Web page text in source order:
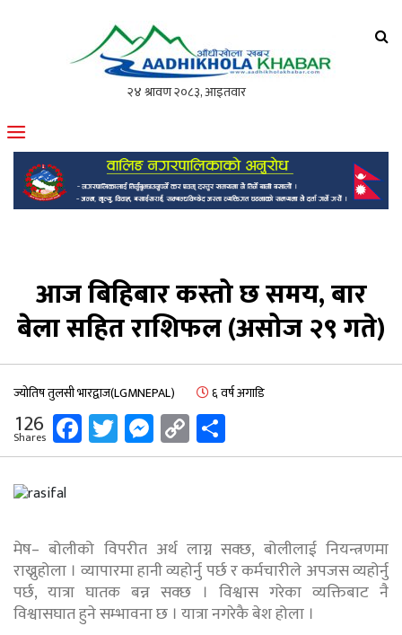
मोफसलकै लोकप्रिय अनलाइन पत्रिका
आज बिहिबार कस्तो छ समय, बार
बेला सहित राशिफल (असोज २९ गते)
ज्योतिष तुलसी भारद्वाज(LGMNEPAL) ६ वर्ष अगाडि
126
Shares Facebook
Twitter
Messenger
Copy
Link
मेष– बोलीको विपरीत अर्थ लाग्न सक्छ, बोलीलाई नियन्त्रणमा
राख्नुहोला । व्यापारमा हानी व्यहोर्नु पर्छ र कर्मचारीले अपजस व्यहोर्नु
पर्छ, यात्रा घातक बन्न सक्छ । विश्वास गरेका व्यक्तिबाट नै
विश्वासघात हुने सम्भावना छ । यात्रा नगरेकै बेश होला ।